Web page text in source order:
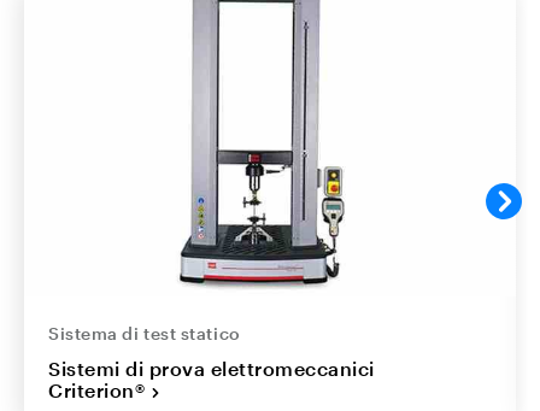
Sistema di test statico
Sistemi di prova elettromeccanici
Criterion®